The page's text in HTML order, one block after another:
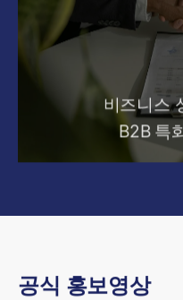
비즈니스
B2B 특
공식 홍보영상